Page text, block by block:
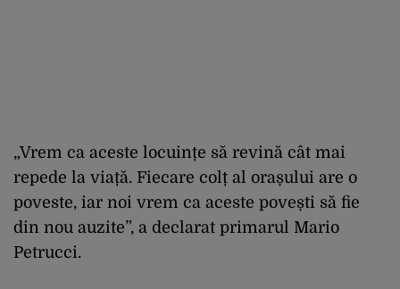
„Vrem ca aceste locuințe să revină cât mai
repede la viață. Fiecare colț al orașului are o
poveste, iar noi vrem ca aceste povești să fie
din nou auzite”, a declarat primarul Mario
Petrucci.